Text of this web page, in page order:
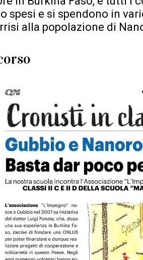
spesi e si spendono in
alla popolazione di